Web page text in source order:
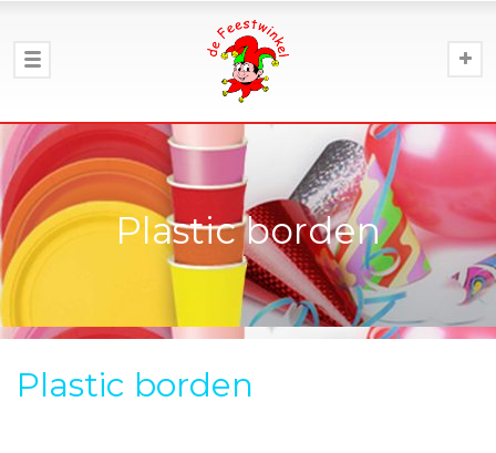
Plastic borden
Plastic borden